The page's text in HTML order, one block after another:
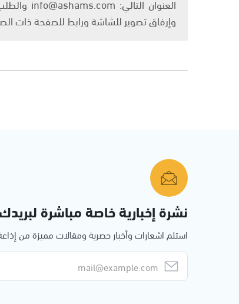
وإرفاق تصوير للشاشة ورابط للصفحة ذات
نشرة إخبارية خاصة مباشرة
استلم اشعارات وأخبار حصرية ومقالات مميزة من